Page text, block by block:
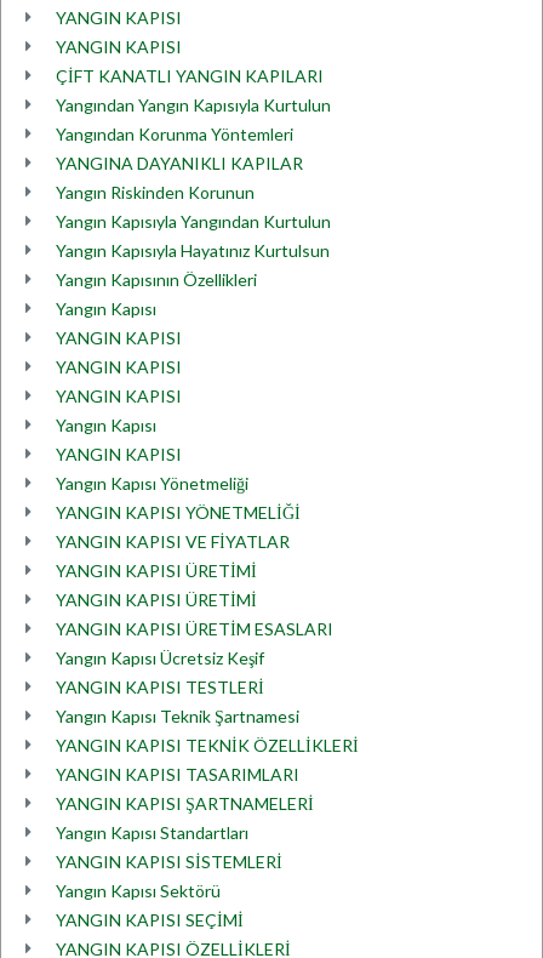
YANGIN KAPISI
YANGIN KAPISI
ÇİFT KANATLI YANGIN KAPILARI
Yangından Yangın Kapısıyla Kurtulun
Yangından Korunma Yöntemleri
YANGINA DAYANIKLI KAPILAR
Yangın Riskinden Korunun
Yangın Kapısıyla Yangından Kurtulun
Yangın Kapısıyla Hayatınız Kurtulsun
Yangın Kapısının Özellikleri
Yangın Kapısı
YANGIN KAPISI
YANGIN KAPISI
YANGIN KAPISI
Yangın Kapısı
YANGIN KAPISI
Yangın Kapısı Yönetmeliği
YANGIN KAPISI YÖNETMELİĞİ
YANGIN KAPISI VE FİYATLAR
YANGIN KAPISI ÜRETİMİ
YANGIN KAPISI ÜRETİMİ
YANGIN KAPISI ÜRETİM ESASLARI
Yangın Kapısı Ücretsiz Keşif
YANGIN KAPISI TESTLERİ
Yangın Kapısı Teknik Şartnamesi
YANGIN KAPISI TEKNİK ÖZELLİKLERİ
YANGIN KAPISI TASARIMLARI
YANGIN KAPISI ŞARTNAMELERİ
Yangın Kapısı Standartları
YANGIN KAPISI SİSTEMLERİ
Yangın Kapısı Sektörü
YANGIN KAPISI SEÇİMİ
YANGIN KAPISI ÖZELLİKLERİ